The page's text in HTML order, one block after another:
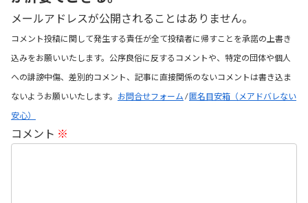
メールアドレスが公開されることはありません。
コメント投稿に関して発生する責任が全て投稿者に帰すことを承諾の上書き
込みをお願いいたします。公序良俗に反するコメントや、特定の団体や個人
への誹謗中傷、差別的コメント、記事に直接関係のないコメントは書き込ま
ないようお願いいたします。 お問合せフォーム /匿名目安箱（メアドバレない
安心）
コメント ※